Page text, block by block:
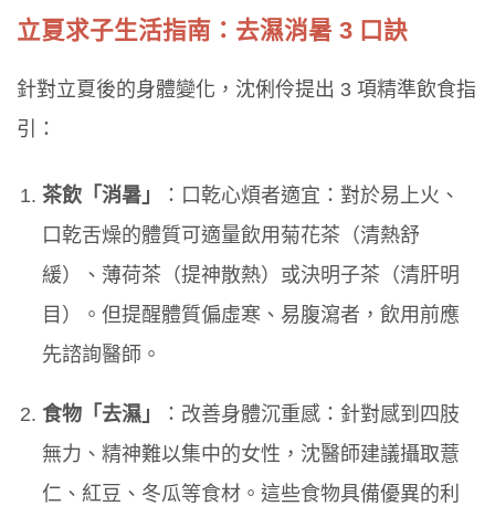
立夏求子生活指南：去濕消暑 3 口訣
針對立夏後的身體變化，沈俐伶提出 3 項精準飲食指
引：
茶飲「消暑」
：口乾心煩者適宜：對於易上火、
口乾舌燥的體質可適量飲用菊花茶（清熱舒
緩）、薄荷茶（提神散熱）或決明子茶（清肝明
目）。但提醒體質偏虛寒、易腹瀉者，飲用前應
先諮詢醫師。
食物「去濕」
：改善身體沉重感：針對感到四肢
無力、精神難以集中的女性，沈醫師建議攝取薏
仁、紅豆、冬瓜等食材。這些食物具備優異的利